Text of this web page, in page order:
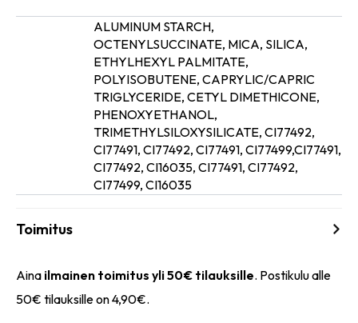
ALUMINUM STARCH,
OCTENYLSUCCINATE, MICA, SILICA,
ETHYLHEXYL PALMITATE,
POLYISOBUTENE, CAPRYLIC/CAPRIC
TRIGLYCERIDE, CETYL DIMETHICONE,
PHENOXYETHANOL,
TRIMETHYLSILOXYSILICATE, CI77492,
CI77491, CI77492, CI77491, CI77499,CI77491,
CI77492, CI16035, CI77491, CI77492,
CI77499, CI16035
Toimitus
Aina ilmainen toimitus yli 50€ tilauksille. Postikulu alle
50€ tilauksille on 4,90€.